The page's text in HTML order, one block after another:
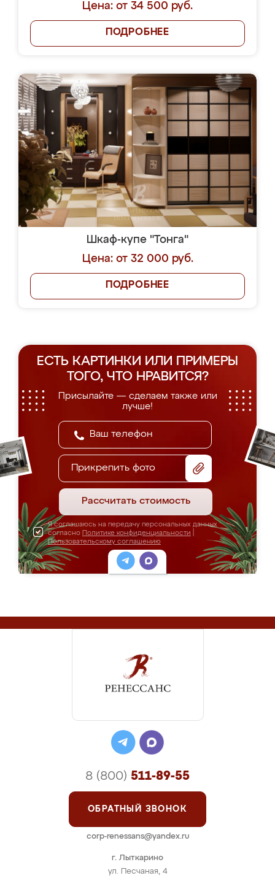
Цена: от 34 500 руб.
ПОДРОБНЕЕ
Шкаф-купе "Тонга"
Цена: от 32 000 руб.
ПОДРОБНЕЕ
ЕСТЬ КАРТИНКИ ИЛИ ПРИМЕРЫ
ТОГО, ЧТО НРАВИТСЯ?
Присылайте — сделаем также или
лучше!
Прикрепить фото
Рассчитать стоимость
Я соглашаюсь на передачу персональных данных
согласно Политике конфиденциальности
Пользовательскому соглашению
г. Лыткарино
ул. Песчаная, 4
8 (800) 511-89-55
ОБРАТНЫЙ ЗВОНОК
corp-renessans@yandex.ru